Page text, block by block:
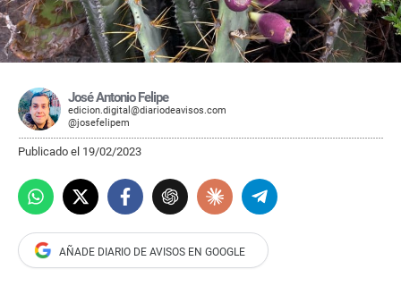
José Antonio Felipe
edicion.digital@diariodeavisos.com
@josefelipem
Publicado el 19/02/2023